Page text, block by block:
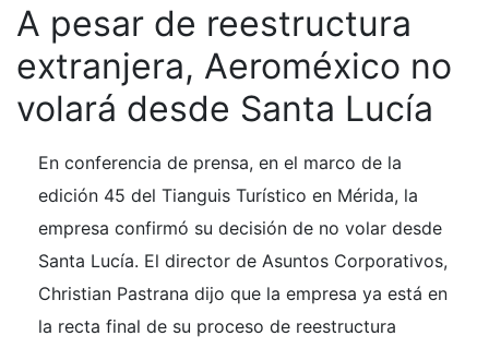
A pesar de reestructura
extranjera, Aeroméxico no
volará desde Santa Lucía
En conferencia de prensa, en el marco de la
edición 45 del Tianguis Turístico en Mérida, la
empresa confirmó su decisión de no volar desde
Santa Lucía. El director de Asuntos Corporativos,
Christian Pastrana dijo que la empresa ya está en
la recta final de su proceso de reestructura